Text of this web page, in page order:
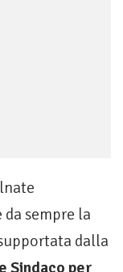
sempre la
dalla
Sindaco per